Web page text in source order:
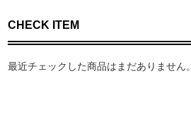
CHECK ITEM
最近チェックした商品はまだありません。